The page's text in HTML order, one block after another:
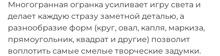
Многогранная огранка усиливает игру света и
делает каждую стразу заметной деталью, а
разнообразие форм (круг, овал, капля, маркиза,
прямоугольник, квадрат и другие) позволит
воплотить самые смелые творческие задумки.